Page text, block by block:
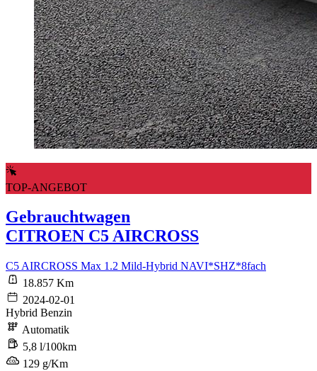
TOP-ANGEBOT
Gebrauchtwagen
CITROEN C5 AIRCROSS
C5 AIRCROSS Max 1.2 Mild-Hybrid NAVI*SHZ*8fach
18.857 Km
2024-02-01
Hybrid Benzin
Automatik
5,8 l/100km
129 g/Km